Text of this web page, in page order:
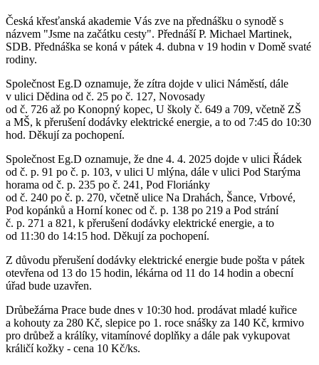
Česká křesťanská akademie Vás zve na přednášku o synodě s
názvem "Jsme na začátku cesty". Přednáší P. Michael Martinek,
SDB. Přednáška se koná v pátek 4. dubna v 19 hodin v Domě svaté
rodiny.
Společnost Eg.D oznamuje, že zítra dojde v ulici Náměstí, dále
v ulici Dědina od č. 25 po č. 127, Novosady
od č. 726 až po Konopný kopec, U školy č. 649 a 709, včetně ZŠ
a MŠ, k přerušení dodávky elektrické energie, a to od 7:45 do 10:30
hod. Děkují za pochopení.
Společnost Eg.D oznamuje, že dne 4. 4. 2025 dojde v ulici Řádek
od č. p. 91 po č. p. 103, v ulici U mlýna, dále v ulici Pod Starýma
horama od č. p. 235 po č. 241, Pod Floriánky
od č. 240 po č. p. 270, včetně ulice Na Drahách, Šance, Vrbové,
Pod kopánků a Horní konec od č. p. 138 po 219 a Pod strání
č. p. 271 a 821, k přerušení dodávky elektrické energie, a to
od 11:30 do 14:15 hod. Děkují za pochopení.
Z důvodu přerušení dodávky elektrické energie bude pošta v pátek
otevřena od 13 do 15 hodin, lékárna od 11 do 14 hodin a obecní
úřad bude uzavřen.
Drůbežárna Prace bude dnes v 10:30 hod. prodávat mladé kuřice
a kohouty za 280 Kč, slepice po 1. roce snášky za 140 Kč, krmivo
pro drůbež a králíky, vitamínové doplňky a dále pak vykupovat
králičí kožky - cena 10 Kč/ks.